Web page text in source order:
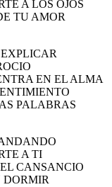
A LOS OJOS
TU AMOR
EN EL ALMA
PALABRAS
A TI
CANSANCIO
DORMIR
principales que se
Rocío?
tengo que
me alojo?